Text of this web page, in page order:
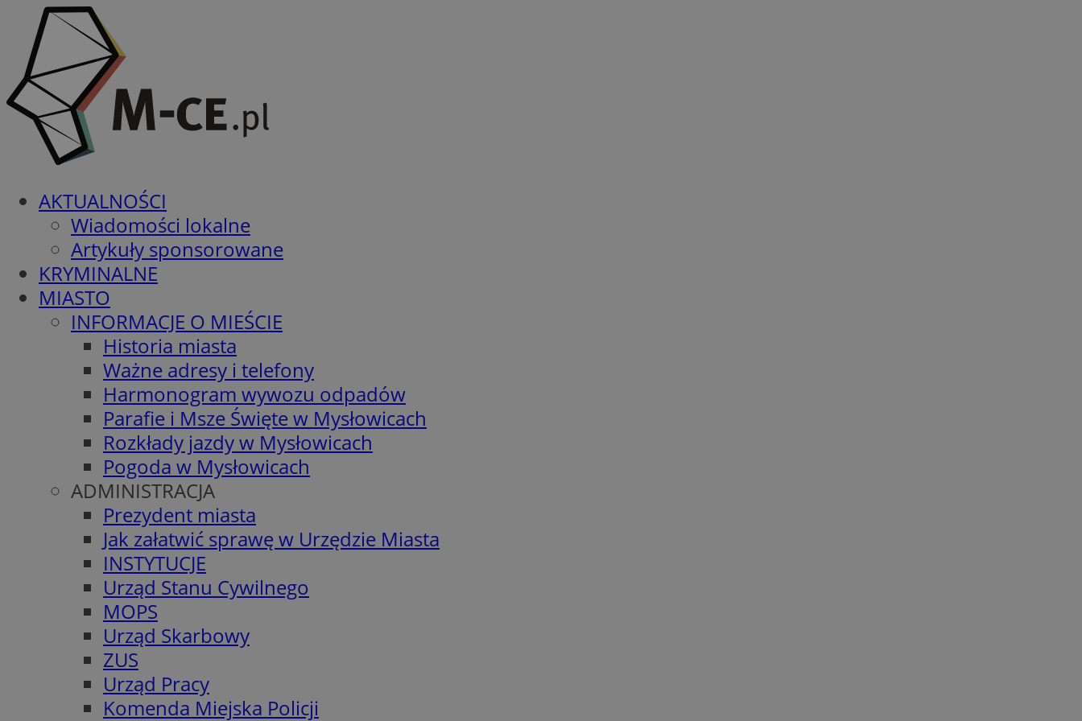
AKTUALNOŚCI
Wiadomości lokalne
Artykuły sponsorowane
KRYMINALNE
MIASTO
INFORMACJE O MIEŚCIE
Historia miasta
Ważne adresy i telefony
Harmonogram wywozu odpadów
Parafie i Msze Święte w Mysłowicach
Rozkłady jazdy w Mysłowicach
Pogoda w Mysłowicach
ADMINISTRACJA
Prezydent miasta
Jak załatwić sprawę w Urzędzie Miasta
INSTYTUCJE
Urząd Stanu Cywilnego
MOPS
Urząd Skarbowy
ZUS
Urząd Pracy
Komenda Miejska Policji